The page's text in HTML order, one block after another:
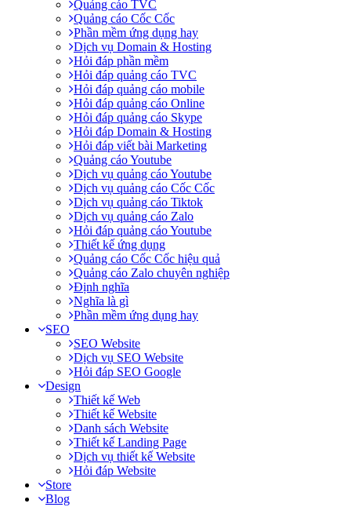
Quảng cáo TVC
Quảng cáo Cốc Cốc
Phần mềm ứng dụng hay
Dịch vụ Domain & Hosting
Hỏi đáp phần mềm
Hỏi đáp quảng cáo TVC
Hỏi đáp quảng cáo mobile
Hỏi đáp quảng cáo Online
Hỏi đáp quảng cáo Skype
Hỏi đáp Domain & Hosting
Hỏi đáp viết bài Marketing
Quảng cáo Youtube
Dịch vụ quảng cáo Youtube
Dịch vụ quảng cáo Cốc Cốc
Dịch vụ quảng cáo Tiktok
Dịch vụ quảng cáo Zalo
Hỏi đáp quảng cáo Youtube
Thiết kế ứng dụng
Quảng cáo Cốc Cốc hiệu quả
Quảng cáo Zalo chuyên nghiệp
Định nghĩa
Nghĩa là gì
Phần mềm ứng dụng hay
SEO
SEO Website
Dịch vụ SEO Website
Hỏi đáp SEO Google
Design
Thiết kế Web
Thiết kế Website
Danh sách Website
Thiết kế Landing Page
Dịch vụ thiết kế Website
Hỏi đáp Website
Store
Blog